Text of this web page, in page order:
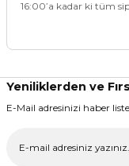
BESİNLERİ
16:00’a kadar ki tüm
Yeniliklerden ve
E-Mail adresinizi haber